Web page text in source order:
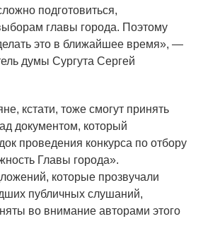
подготовиться,
главы города. Поэтому
это в ближайшее время», —
думы Сургута Сергей
кстати, тоже смогут принять
документом, который
проведения конкурса по отбору
Главы города».
которые прозвучали
публичных слушаний,
во внимание авторами этого